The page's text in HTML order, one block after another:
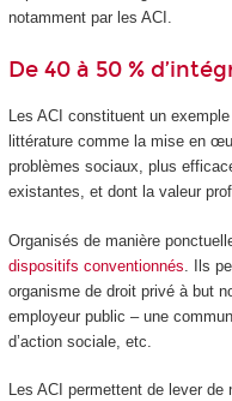
notamment par les ACI.
De 40 à 50 %
Les ACI constituent un exemple
littérature comme la mise en
problèmes sociaux, plus
existantes, et dont la valeur
Organisés de manière
dispositifs conventionnés . Ils
organisme de droit privé à but
employeur public – une
d’action sociale, etc.
Les ACI permettent de lever de